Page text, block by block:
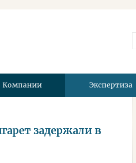
Компании Экспертиза
задержали в